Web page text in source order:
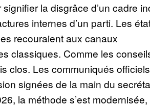
la disgrâce d’un cadre
internes d’un parti. Les
recouraient aux canaux
classiques. Comme les
clos. Les communiqués
signées de la main du
la méthode s’est modernisée,